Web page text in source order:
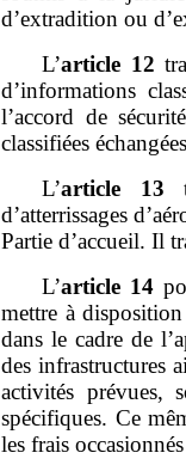
d’extradition ou
L’article 12
d’informations
l’accord de
classifiées
L’article 13
d’atterrissages
Partie d’accueil. Il
L’article 14
mettre à
dans le cadre de
des infrastructures
activités prévues,
spécifiques. Ce
les frais